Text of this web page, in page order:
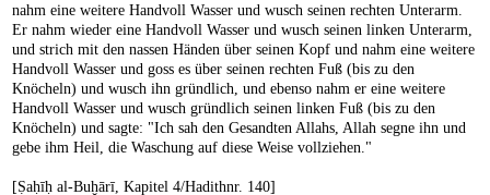
nahm eine weitere Handvoll Wasser und wusch seinen rechten Unterarm.
Er nahm wieder eine Handvoll Wasser und wusch seinen linken Unterarm,
und strich mit den nassen Händen über seinen Kopf und nahm eine weitere
Handvoll Wasser und goss es über seinen rechten Fuß (bis zu den
Knöcheln) und wusch ihn gründlich, und ebenso nahm er eine weitere
Handvoll Wasser und wusch gründlich seinen linken Fuß (bis zu den
Knöcheln) und sagte: "Ich sah den Gesandten Allahs, Allah segne ihn und
gebe ihm Heil, die Waschung auf diese Weise vollziehen."
[Ṣaḥīḥ al-Buḫārī, Kapitel 4/Hadithnr. 140]